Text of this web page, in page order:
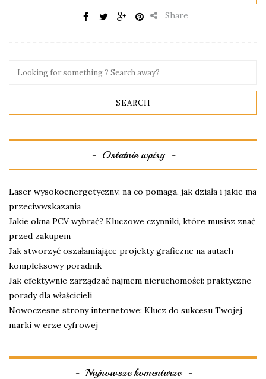
Share
Ostatnie wpisy
Laser wysokoenergetyczny: na co pomaga, jak działa i jakie ma
przeciwwskazania
Jakie okna PCV wybrać? Kluczowe czynniki, które musisz znać
przed zakupem
Jak stworzyć oszałamiające projekty graficzne na autach –
kompleksowy poradnik
Jak efektywnie zarządzać najmem nieruchomości: praktyczne
porady dla właścicieli
Nowoczesne strony internetowe: Klucz do sukcesu Twojej
marki w erze cyfrowej
Najnowsze komentarze